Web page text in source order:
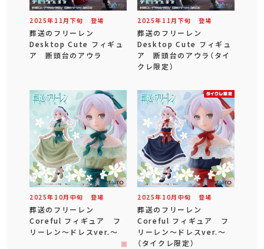
2025年 11 月 下旬 登場
葬送のフリーレン
Desktop Cute フィギュ
ア 断頭台のアウラ
2025年 11 月 下旬 登場
葬送のフリーレン
Desktop Cute フィギュ
ア 断頭台のアウラ（タイ
クレ限定）
2025年 10月 中旬 登場
葬送のフリーレン
Coreful フィギュア フ
リーレン～ドレスver.～
2025年 10月 中旬 登場
葬送のフリーレン
Coreful フィギュア フ
リーレン～ドレスver.～
（タイクレ限定）